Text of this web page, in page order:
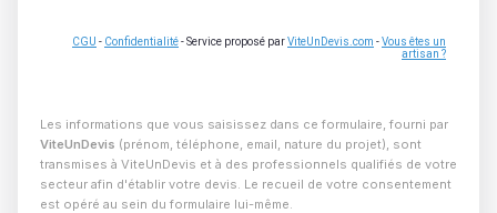
CGU - Confidentialité- Service proposé parViteUnDevis.com -Vous êtes un
artisan ?
Les informations que vous saisissez dans ce formulaire, fourni par
ViteUnDevis (prénom, téléphone, email, nature du projet), sont
transmises à ViteUnDevis et à des professionnels qualifiés de votre
secteur afin d'établir votre devis. Le recueil de votre consentement
est opéré au sein du formulaire lui-même.